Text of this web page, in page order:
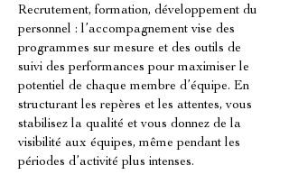
Recrutement, formation, développement du
personnel : l’accompagnement vise des
programmes sur mesure et des outils de
suivi des performances pour maximiser le
potentiel de chaque membre d’équipe. En
structurant les repères et les attentes, vous
stabilisez la qualité et vous donnez de la
visibilité aux équipes, même pendant les
périodes d’activité plus intenses.